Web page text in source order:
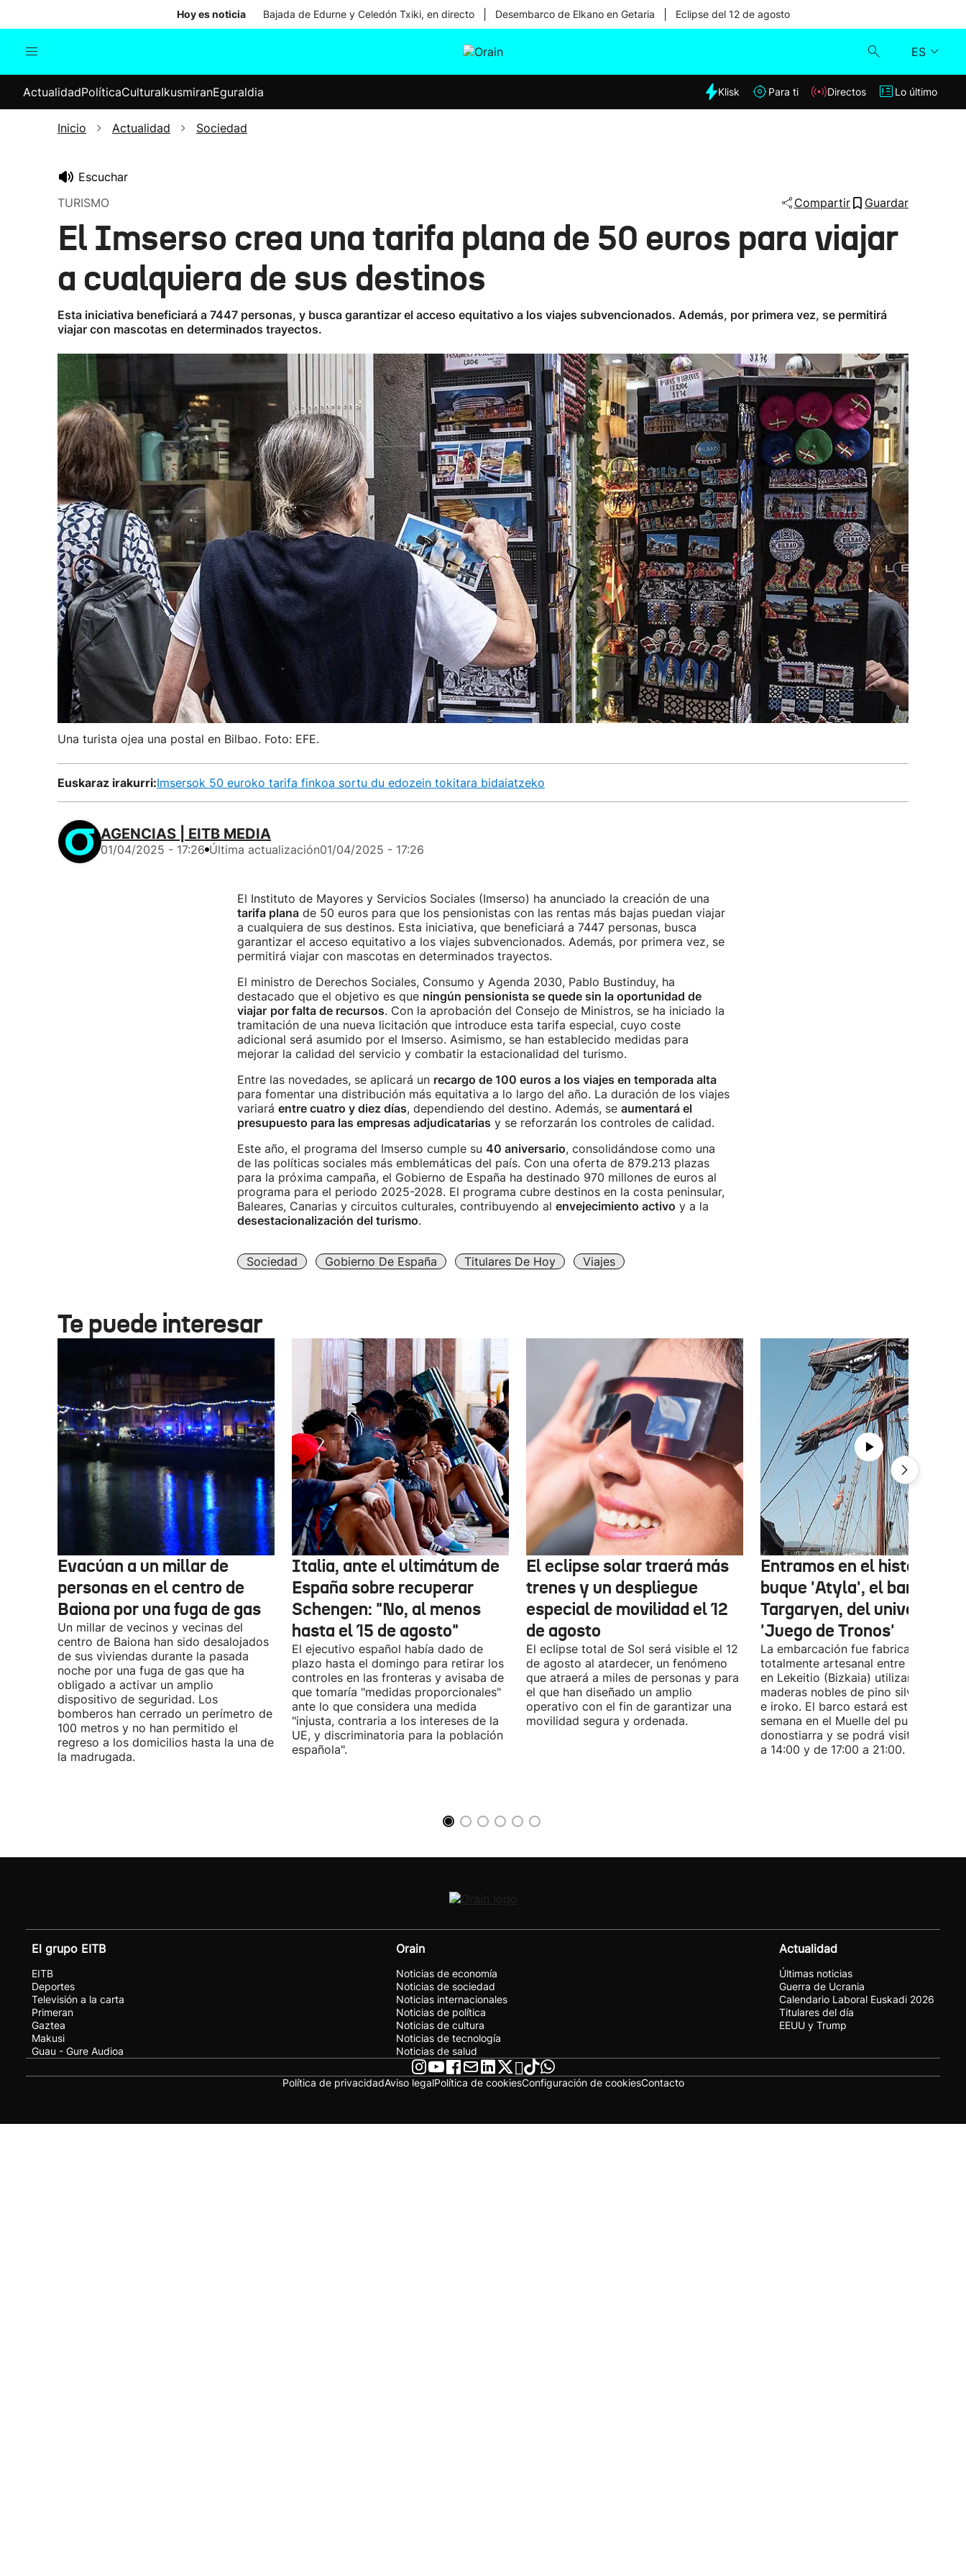
Hoy es noticia Bajada de Edurne y Celedón Txiki, en directo Desembarco de Elkano en Getaria Eclipse del 12 de agosto
ES
Internacional
Elecciones
Klisk
Lo último
ActualidadPolíticaCulturaIkusmiranEguraldia Klisk Para ti Directos Lo último
Inicio Actualidad Sociedad
Escuchar
TURISMO
Compartir Guardar
El Imserso crea una tarifa plana de 50 euros para viajar
a cualquiera de sus destinos
Esta iniciativa beneficiará a 7447 personas, y busca garantizar el acceso equitativo a los viajes subvencionados. Además, por primera vez, se permitirá
viajar con mascotas en determinados trayectos.
Una turista ojea una postal en Bilbao. Foto: EFE.
Euskaraz irakurri:Imsersok 50 euroko tarifa finkoa sortu du edozein tokitara bidaiatzeko
AGENCIAS | EITB MEDIA
01/04/2025 - 17:26 Última actualización01/04/2025 - 17:26
El Instituto de Mayores y Servicios Sociales (Imserso) ha anunciado la creación de una
tarifa planade 50 euros para que los pensionistas con las rentas más bajas puedan viajar
a cualquiera de sus destinos. Esta iniciativa, que beneficiará a 7447 personas, busca
garantizar el acceso equitativo a los viajes subvencionados. Además, por primera vez, se
permitirá viajar con mascotas en determinados trayectos.
El ministro de Derechos Sociales, Consumo y Agenda 2030, Pablo Bustinduy, ha
destacado que el objetivo es que ningún pensionista se quede sin la oportunidad de
viajar por falta de recursos. Con la aprobación del Consejo de Ministros, se ha iniciado la
tramitación de una nueva licitación que introduce esta tarifa especial, cuyo coste
adicional será asumido por el Imserso. Asimismo, se han establecido medidas para
mejorar la calidad del servicio y combatir la estacionalidad del turismo.
Entre las novedades, se aplicará un recargo de 100 euros a los viajes en temporada alta
para fomentar una distribución más equitativa a lo largo del año. La duración de los viajes
variará entre cuatro y diez días, dependiendo del destino. Además, se aumentará el
presupuesto para las empresas adjudicatarias y se reforzarán los controles de calidad.
Este año, el programa del Imserso cumple su 40 aniversario, consolidándose como una
de las políticas sociales más emblemáticas del país. Con una oferta de 879.213 plazas
para la próxima campaña, el Gobierno de España ha destinado 970 millones de euros al
programa para el periodo 2025-2028. El programa cubre destinos en la costa peninsular,
Baleares, Canarias y circuitos culturales, contribuyendo al envejecimiento activo y a la
desestacionalización del turismo.
Sociedad Gobierno De España Titulares De Hoy Viajes
Te puede interesar
Evacúan a un millar de
personas en el centro de
Baiona por una fuga de gas
Un millar de vecinos y vecinas del
centro de Baiona han sido desalojados
de sus viviendas durante la pasada
noche por una fuga de gas que ha
obligado a activar un amplio
dispositivo de seguridad. Los
bomberos han cerrado un perímetro de
100 metros y no han permitido el
regreso a los domicilios hasta la una de
la madrugada.
Italia, ante el ultimátum de
España sobre recuperar
Schengen: "No, al menos
hasta el 15 de agosto"
El ejecutivo español había dado de
plazo hasta el domingo para retirar los
controles en las fronteras y avisaba de
que tomaría "medidas proporcionales"
ante lo que considera una medida
"injusta, contraria a los intereses de la
UE, y discriminatoria para la población
española".
El eclipse solar traerá más
trenes y un despliegue
especial de movilidad el 12
de agosto
El eclipse total de Sol será visible el 12
de agosto al atardecer, un fenómeno
que atraerá a miles de personas y para
el que han diseñado un amplio
operativo con el fin de garantizar una
movilidad segura y ordenada.
Entramos en el histórico
buque 'Atyla', el barco
Targaryen, del universo de
'Juego de Tronos'
La embarcación fue fabricada de
totalmente artesanal entre 1980 y
en Lekeitio (Bizkaia) utilizando
maderas nobles de pino silvestre,
e iroko. El barco estará este fin de
semana en el Muelle del puerto
donostiarra y se podrá visitar de
a 14:00 y de 17:00 a 21:00.
El grupo EITB
EITB
Deportes
Televisión a la carta
Primeran
Gaztea
Makusi
Guau - Gure Audioa
Orain
Noticias de economía
Noticias de sociedad
Noticias internacionales
Noticias de política
Noticias de cultura
Noticias de tecnología
Noticias de salud
Actualidad
Últimas noticias
Guerra de Ucrania
Calendario Laboral Euskadi 2026
Titulares del día
EEUU y Trump
Política de privacidadAviso legalPolítica de cookiesConfiguración de cookiesContacto